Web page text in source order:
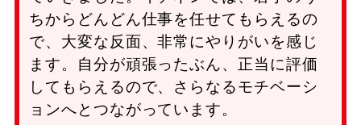
ちからどんどん仕事を任せてもらえるの
で、大変な反面、非常にやりがいを感じ
ます。自分が頑張ったぶん、正当に評価
してもらえるので、さらなるモチベーシ
ョンへとつながっています。